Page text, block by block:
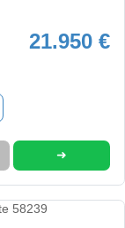
21.950 €
➜